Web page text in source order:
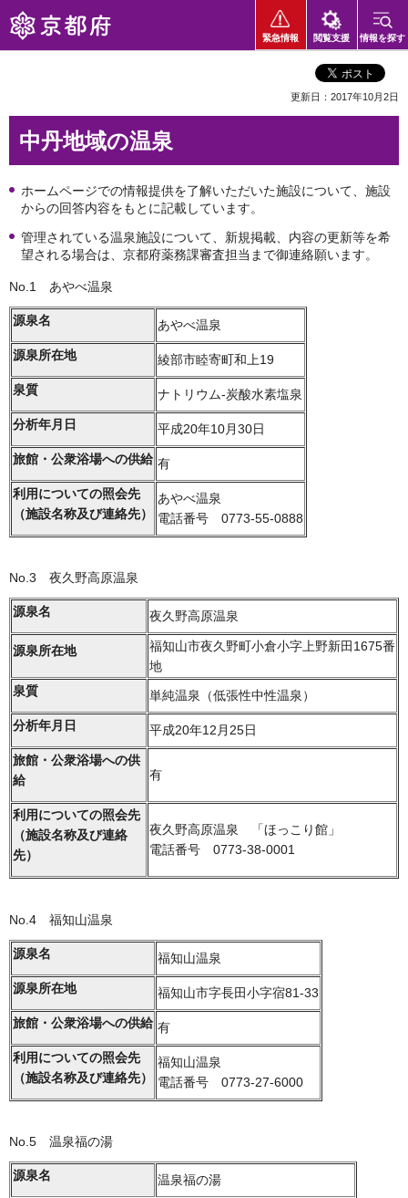
京都府
緊急情報 閲覧支援 情報を探す
更新日：2017年10月2日
中丹地域の温泉
ホームページでの情報提供を了解いただいた施設について、施設
からの回答内容をもとに記載しています。
管理されている温泉施設について、新規掲載、内容の更新等を希
望される場合は、京都府薬務課審査担当まで御連絡願います。
No.1 あやべ温泉
源泉名 あやべ温泉
源泉所在地 綾部市睦寄町和上19
泉質 ナトリウム-炭酸水素塩泉
分析年月日 平成20年10月30日
旅館・公衆浴場への供給 有
利用についての照会先
（施設名称及び連絡先）
あやべ温泉
電話番号 0773-55-0888
No.3 夜久野高原温泉
源泉名 夜久野高原温泉
源泉所在地
福知山市夜久野町小倉小字上野新田1675番
地
泉質
単純温泉（低張性中性温泉）
分析年月日 平成20年12月25日
旅館・公衆浴場への供
給
有
利用についての照会先
（施設名称及び連絡
先）
夜久野高原温泉 「ほっこり館」
電話番号 0773-38-0001
No.4 福知山温泉
源泉名 福知山温泉
源泉所在地 福知山市字長田小字宿81-33
旅館・公衆浴場への供給 有
利用についての照会先
（施設名称及び連絡先）
福知山温泉
電話番号 0773-27-6000
No.5 温泉福の湯
源泉名 温泉福の湯